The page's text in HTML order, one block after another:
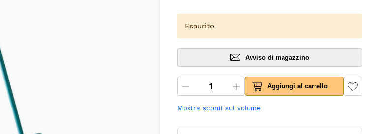
Esaurito
Avviso di magazzino
Aggiungi al carrello
Mostra sconti sul volume